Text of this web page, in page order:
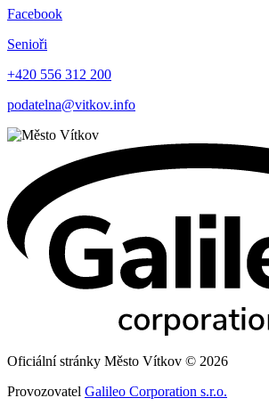
Facebook
Senioři
+420 556 312 200
podatelna@vitkov.info
Oficiální stránky Město Vítkov © 2026
Provozovatel Galileo Corporation s.r.o.